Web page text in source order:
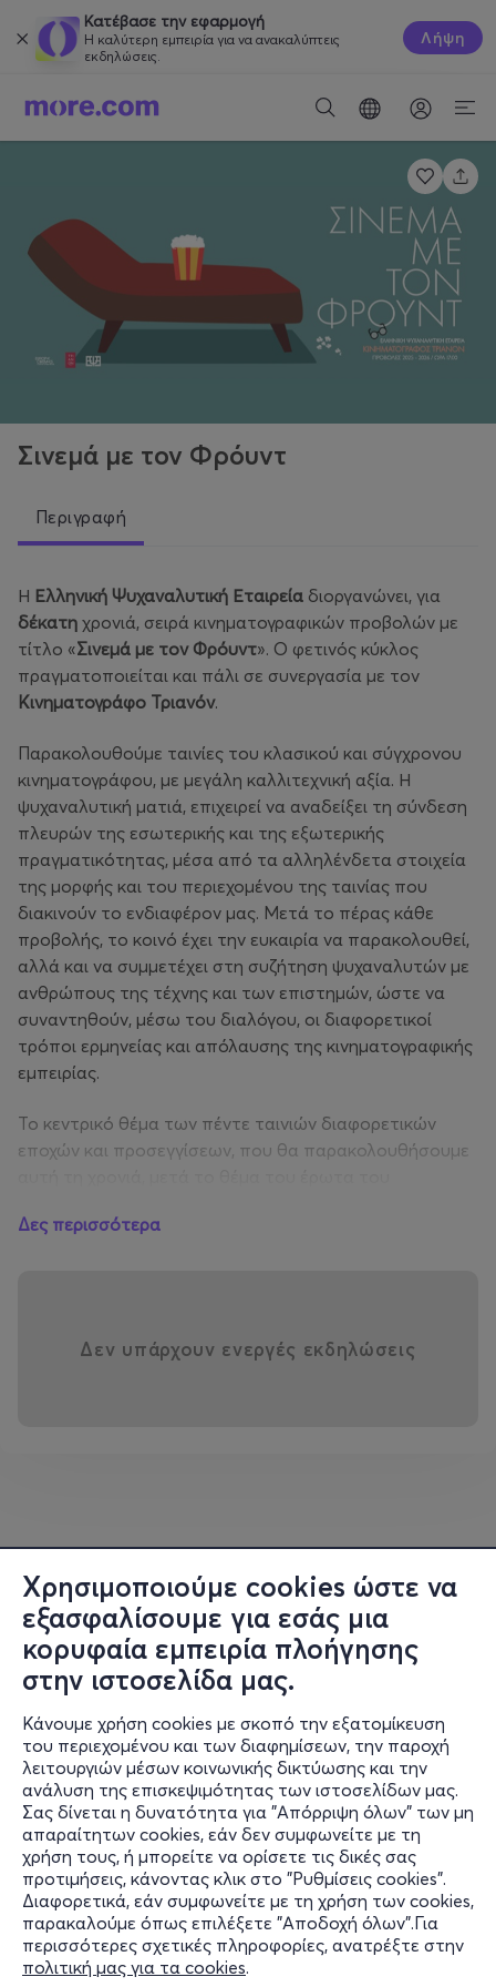
Χρησιμοποιούμε cookies ώστε να
εξασφαλίσουμε για εσάς μια
κορυφαία εμπειρία πλοήγησης
στην ιστοσελίδα μας.
Κάνουμε χρήση cookies με σκοπό την εξατομίκευση
του περιεχομένου και των διαφημίσεων, την παροχή
λειτουργιών μέσων κοινωνικής δικτύωσης και την
ανάλυση της επισκεψιμότητας των ιστοσελίδων μας.
Σας δίνεται η δυνατότητα για "Απόρριψη όλων" των μη
απαραίτητων cookies, εάν δεν συμφωνείτε με τη
χρήση τους, ή μπορείτε να ορίσετε τις δικές σας
προτιμήσεις, κάνοντας κλικ στο "Ρυθμίσεις cookies".
Διαφορετικά, εάν συμφωνείτε με τη χρήση των cookies,
παρακαλούμε όπως επιλέξετε "Αποδοχή όλων".Για
περισσότερες σχετικές πληροφορίες, ανατρέξτε στην
πολιτική μας για τα cookies.
Κατέβασε την εφαρμογή
Η καλύτερη εμπειρία για να ανακαλύπτεις
εκδηλώσεις.
Λήψη
Σινεμά με τον Φρόυντ
Περιγραφή
Η Ελληνική Ψυχαναλυτική Εταιρεία διοργανώνει, για
δέκατη χρονιά, σειρά κινηματογραφικών προβολών με
τίτλο «Σινεμά με τον Φρόυντ». Ο φετινός κύκλος
πραγματοποιείται και πάλι σε συνεργασία με τον
Κινηματογράφο Τριανόν.
Παρακολουθούμε ταινίες του κλασικού και σύγχρονου
κινηματογράφου, με μεγάλη καλλιτεχνική αξία. Η
ψυχαναλυτική ματιά, επιχειρεί να αναδείξει τη σύνδεση
πλευρών της εσωτερικής και της εξωτερικής
πραγματικότητας, μέσα από τα αλληλένδετα στοιχεία
της μορφής και του περιεχομένου της ταινίας που
διακινούν το ενδιαφέρον μας. Μετά το πέρας κάθε
προβολής, το κοινό έχει την ευκαιρία να παρακολουθεί,
αλλά και να συμμετέχει στη συζήτηση ψυχαναλυτών με
ανθρώπους της τέχνης και των επιστημών, ώστε να
συναντηθούν, μέσω του διαλόγου, οι διαφορετικοί
τρόποι ερμηνείας και απόλαυσης της κινηματογραφικής
εμπειρίας.
Το κεντρικό θέμα των πέντε ταινιών διαφορετικών
εποχών και προσεγγίσεων, που θα παρακολουθήσoυμε
εαυτό – σε αντιπαράθεση ή σε συνάρτηση με την
του ανθρώπινου υποκειμένου. Οι εκφάνσεις του
ναρκισσισμού – ευμενείς ή δυσμενείς – από τον θρίαμβο
έως την αυτοκαταστροφή, έχουν αποτυπωθεί
επανειλημμένα στον κινηματογράφο. Εξάλλου, η ίδια η
δημιουργία ενός έργου είναι – και προϋποθέτει – ένα
ναρκισσιστικό βήμα και αίτημα, τόσο προς τον εαυτό
σε συνάφεια με το κεντρικό θέμα του ετήσιου
συνεδρίου της ΕΨΕ, θα μας δώσουν την ευκαιρία να
απολαύσουμε και να συζητήσουμε καίρια ερωτήματα
γύρω από τον ναρκισσισμό.
Ημερομηνίες προβολών 2025- 2026
Κυριακή 14 Δεκεμβρίου2025,American Psycho
της Mary Harron (102’, 2000)
Κυριακή 25Ιανουαρίου2026,Νευρικός Εραστής
(Annie Hall) του Woody Allen (93’, 1977)
Δες περισσότερα
Δεν υπάρχουν ενεργές εκδηλώσεις
Πληροφορίες
Υποστήριξη
Stay Connected